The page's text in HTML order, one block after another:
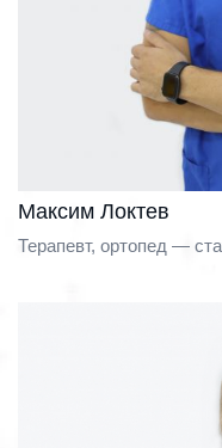
Максим Локтев
Терапевт, ортопед —